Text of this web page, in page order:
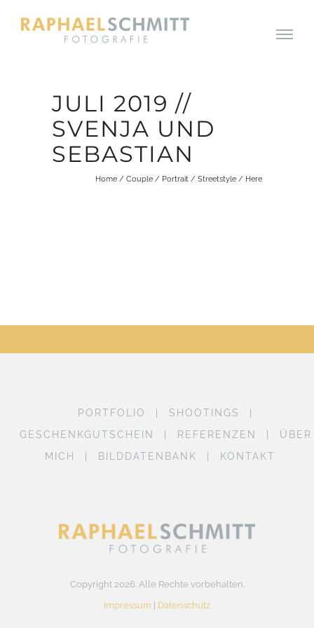
JULI 2019 //
SVENJA UND
SEBASTIAN
Home / Couple / Portrait / Streetstyle / Here
PORTFOLIO
SHOOTINGS
GESCHENKGUTSCHEIN
REFERENZEN
ÜBER
MICH
BILDDATENBANK KONTAKT
Copyright 2026. Alle Rechte vorbehalten.
Impressum
Datenschutz